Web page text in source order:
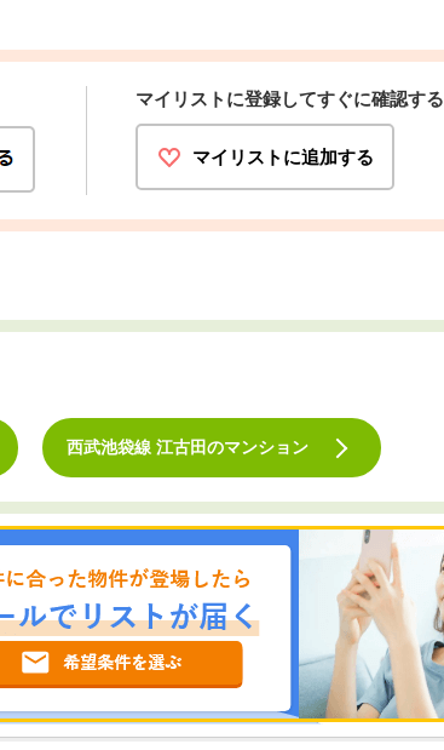
マイリストに登録してすぐに確認する
マイリストに追加する
西武池袋線 江古田のマンション